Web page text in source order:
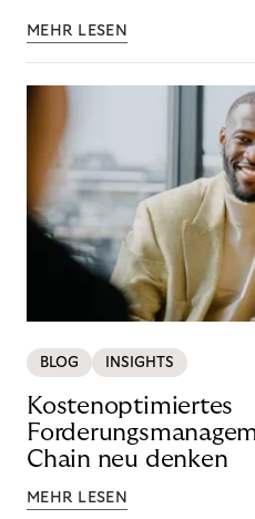
MEHR LESEN
BLOG INSIGHTS
Kostenoptimiertes
Chain neu denken
MEHR LESEN